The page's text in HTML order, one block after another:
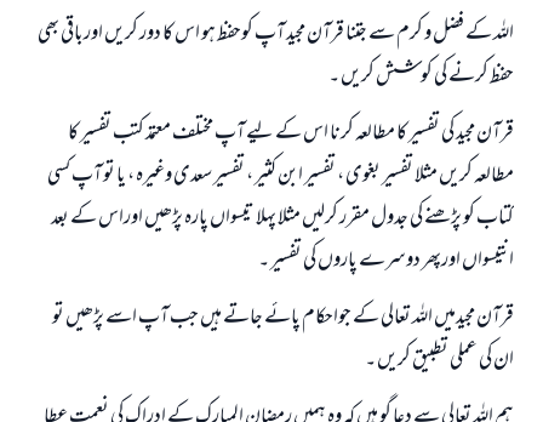
اللہ کے فضل و کرم سے جتنا قرآن مجید آپ کوحفظ ہو اس کا دور کریں اورباقی بھی
حفظ کرنے کی کوشش کریں ۔
قرآن مجید کی تفسیر کا مطالعہ کرنا اس کے لیے آپ مختلف معتمد کتب تفسیر کا
مطالعہ کریں مثلا تفسیر بغوی ، تفسیر ابن کثیر ، تفسیر سعدی وغیرہ ، یا تو آپ کسی
کتاب کو پڑھنے کی جدول مقرر کرلیں مثلا پہلا تیسواں پارہ پڑھیں اوراس کے بعد
انتیسواں اورپھر دوسرے پاروں کی تفسیر ۔
قرآن مجیدمیں اللہ تعالی کے جواحکام پائے جاتے ہیں جب آپ اسے پڑھیں تو
ان کی عملی تطبیق کریں ۔